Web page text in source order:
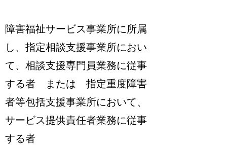
障害福祉サービス事業所に所属
し、指定相談支援事業所におい
て、相談支援専門員業務に従事
する者 または 指定重度障害
者等包括支援事業所において、
サービス提供責任者業務に従事
する者